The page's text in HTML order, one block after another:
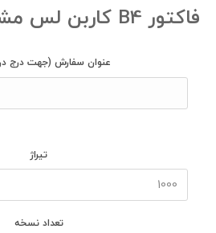
فاکتور B4 کاربن لس مشکی قرمز 2 برگی
عنوان سفارش (جهت درج
تیراژ
تعداد نسخه